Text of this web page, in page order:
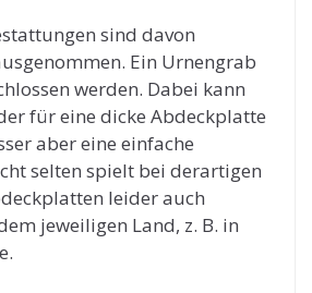
sind davon
Ein Urnengrab
werden. Dabei kann
für eine dicke Abdeckplatte
aber eine einfache
selten spielt bei derartigen
leider auch
jeweiligen Land, z. B. in